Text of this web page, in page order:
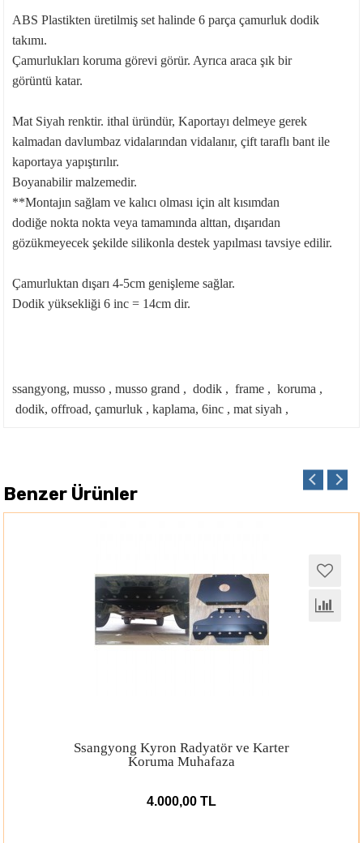
ABS Plastikten üretilmiş set halinde 6 parça çamurluk dodik
takımı.
Çamurlukları koruma görevi görür. Ayrıca araca şık bir
görüntü katar.
Mat Siyah renktir. ithal üründür, Kaportayı delmeye gerek
kalmadan davlumbaz vidalarından vidalanır, çift taraflı bant ile
kaportaya yapıştırılır.
Boyanabilir malzemedir.
**Montajın sağlam ve kalıcı olması için alt kısımdan
dodiğe nokta nokta veya tamamında alttan, dışarıdan
gözükmeyecek şekilde silikonla destek yapılması tavsiye edilir.
Çamurluktan dışarı 4-5cm genişleme sağlar.
Dodik yüksekliği 6 inc = 14cm dir.
ssangyong, musso , musso grand , dodik , frame , koruma ,
dodik, offroad, çamurluk , kaplama, 6inc , mat siyah ,
Benzer Ürünler
Ssangyong Kyron Radyatör ve Karter
Koruma Muhafaza
4.000,00 TL